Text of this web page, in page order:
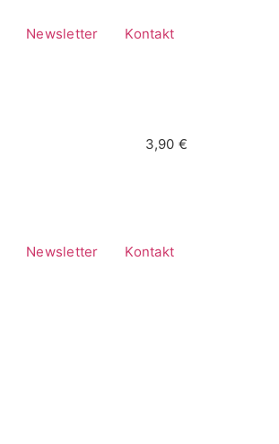
Newsletter Kontakt
3,90 €
Newsletter Kontakt